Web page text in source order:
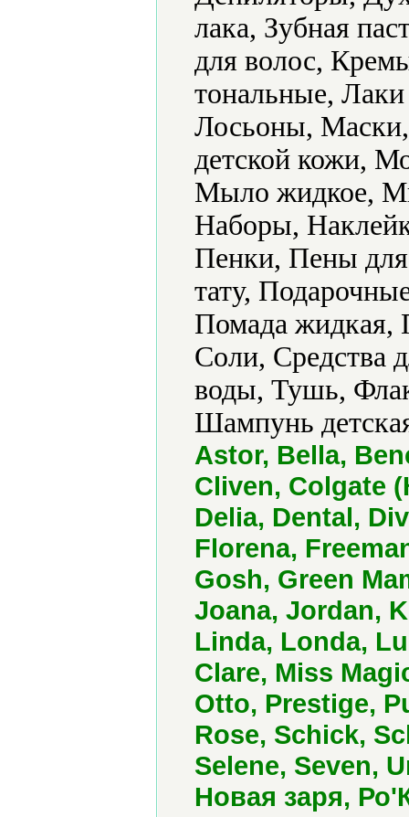
лака, Зубная
для волос,
тональные,
Лосьоны,
детской кожи,
Мыло жидкое,
Наборы,
Пенки, Пены
тату,
Помада жидкая,
Соли, Средства
воды, Тушь,
Шампунь
Astor, Bella,
Cliven, Colgate
Delia, Dental,
Florena,
Gosh, Green
Joana, Jordan,
Linda, Londa,
Clare, Miss
Otto, Prestige,
Rose, Schick,
Selene, Seven,
Новая заря,